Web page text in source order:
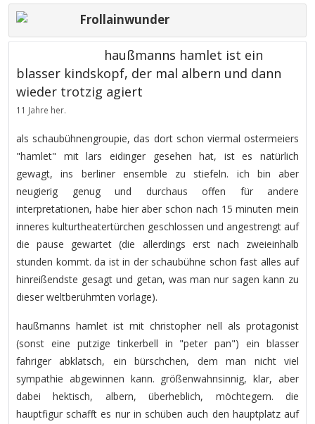
Frollainwunder
haußmanns hamlet ist ein
blasser kindskopf, der mal albern und dann
wieder trotzig agiert
11 Jahre her.
als schaubühnengroupie, das dort schon viermal ostermeiers
"hamlet" mit lars eidinger gesehen hat, ist es natürlich
gewagt, ins berliner ensemble zu stiefeln. ich bin aber
neugierig genug und durchaus offen für andere
interpretationen, habe hier aber schon nach 15 minuten mein
inneres kulturtheatertürchen geschlossen und angestrengt auf
die pause gewartet (die allerdings erst nach zweieinhalb
stunden kommt. da ist in der schaubühne schon fast alles auf
hinreißendste gesagt und getan, was man nur sagen kann zu
dieser weltberühmten vorlage).
haußmanns hamlet ist mit christopher nell als protagonist
(sonst eine putzige tinkerbell in "peter pan") ein blasser
fahriger abklatsch, ein bürschchen, dem man nicht viel
sympathie abgewinnen kann. größenwahnsinnig, klar, aber
dabei hektisch, albern, überheblich, möchtegern. die
hauptfigur schafft es nur in schüben auch den hauptplatz auf